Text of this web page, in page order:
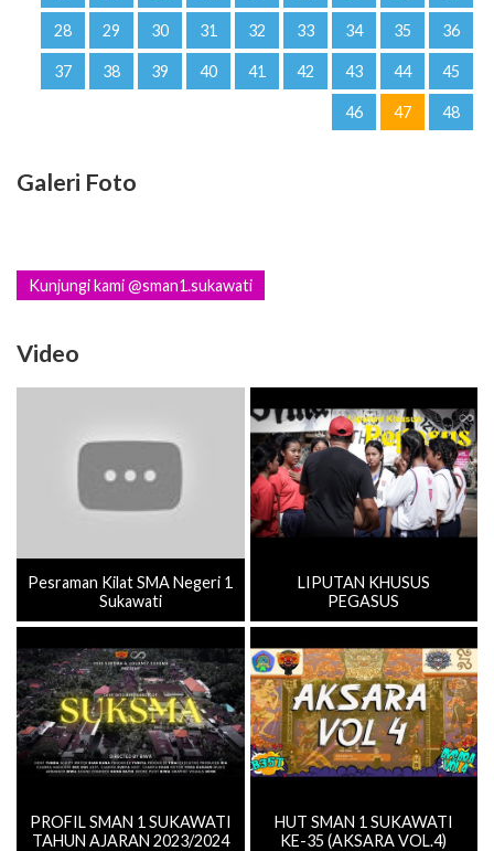
28 29 30 31 32 33 34 35 36
37 38 39 40 41 42 43 44 45
46 47 48
Galeri Foto
Kunjungi kami @sman1.sukawati
Video
Pesraman Kilat SMA Negeri 1
Sukawati
LIPUTAN KHUSUS
PEGASUS
PROFIL SMAN 1 SUKAWATI
TAHUN AJARAN 2023/2024
HUT SMAN 1 SUKAWATI
KE-35 (AKSARA VOL.4)